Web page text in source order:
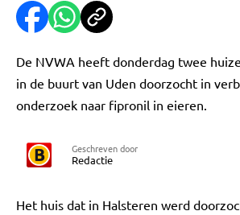
De NVWA heeft donderdag twee
in de buurt van Uden doorzocht in
onderzoek naar fipronil in eieren.
Geschreven door
Redactie
Het huis dat in Halsteren werd